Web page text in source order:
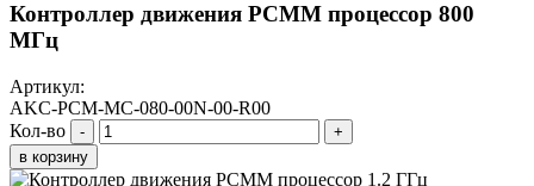
Контроллер движения PCMM процессор 800
МГц
Артикул:
AKC-PCM-MC-080-00N-00-R00
Кол-во
-
+
в корзину